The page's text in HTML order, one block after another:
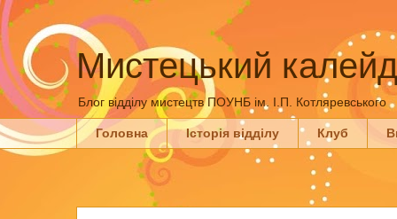
Мистецький
Блог відділу мистецтв ПОУНБ ім. І.П. Котляревського
Головна Історія відділу Клуб